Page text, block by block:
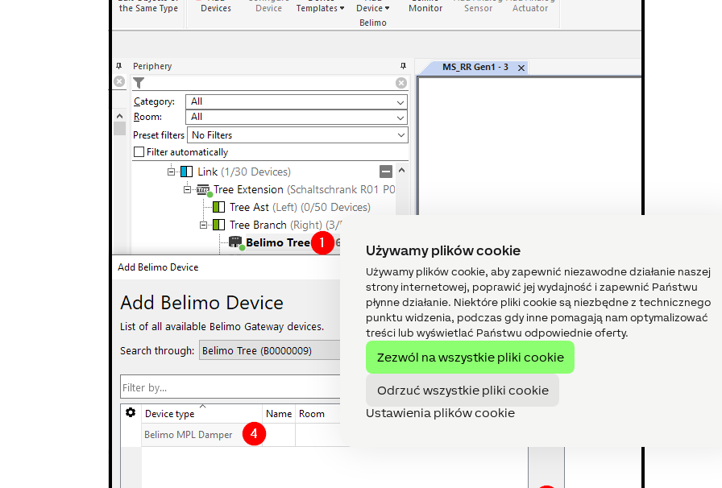
Używamy plików cookie
Używamy plików cookie, aby zapewnić niezawodne działanie naszej
strony internetowej, poprawić jej wydajność i zapewnić Państwu
płynne działanie. Niektóre pliki cookie są niezbędne z technicznego
punktu widzenia, podczas gdy inne pomagają nam optymalizować
treści lub wyświetlać Państwu odpowiednie oferty.
Zezwól na wszystkie pliki cookie
Odrzuć wszystkie pliki cookie
Ustawienia plików cookie